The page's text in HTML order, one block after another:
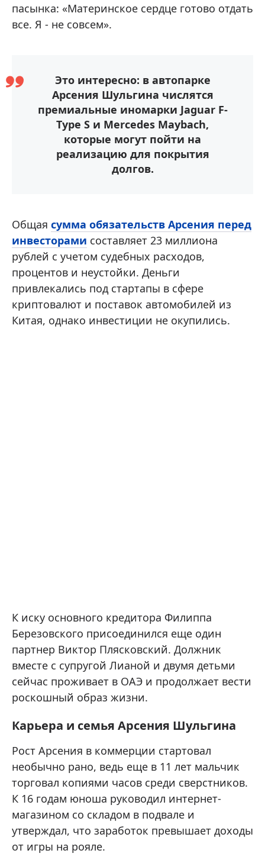
пасынка: «Материнское сердце готово отдать
все. Я - не совсем».
Это интересно: в автопарке
Арсения Шульгина числятся
премиальные иномарки Jaguar F-
Type S и Mercedes Maybach,
которые могут пойти на
реализацию для покрытия
долгов.
Общая сумма обязательств Арсения перед
инвесторами составляет 23 миллиона
рублей с учетом судебных расходов,
процентов и неустойки. Деньги
привлекались под стартапы в сфере
криптовалют и поставок автомобилей из
Китая, однако инвестиции не окупились.
К иску основного кредитора Филиппа
Березовского присоединился еще один
партнер Виктор Плясковский. Должник
вместе с супругой Лианой и двумя детьми
сейчас проживает в ОАЭ и продолжает вести
роскошный образ жизни.
Карьера и семья Арсения Шульгина
Рост Арсения в коммерции стартовал
необычно рано, ведь еще в 11 лет мальчик
торговал копиями часов среди сверстников.
К 16 годам юноша руководил интернет-
магазином со складом в подвале и
утверждал, что заработок превышает доходы
от игры на рояле.